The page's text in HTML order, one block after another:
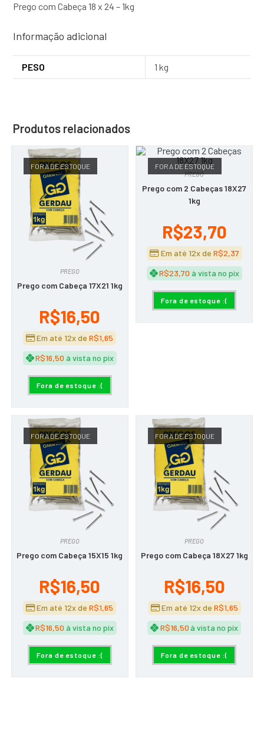
Prego com Cabeça 18 x 24 – 1kg
Informação adicional
PESO 1 kg
Produtos relacionados
FORA DE ESTOQUE
PREGO
Prego com Cabeça 17X21 1kg
R$16,50
Em até 12x deR$1,65
R$16,50 à vista no pix
Fora de estoque :(
FORA DE ESTOQUE
PREGO
Prego com 2 Cabeças 18X27
1kg
R$23,70
Em até 12x de R$2,37
R$23,70 à vista no pix
Fora de estoque :(
FORA DE ESTOQUE
PREGO
Prego com Cabeça 15X15 1kg
R$16,50
Em até 12x deR$1,65
R$16,50 à vista no pix
Fora de estoque :(
FORA DE ESTOQUE
PREGO
Prego com Cabeça 18X27 1kg
R$16,50
Em até 12x deR$1,65
R$16,50à vista no pix
Fora de estoque :(